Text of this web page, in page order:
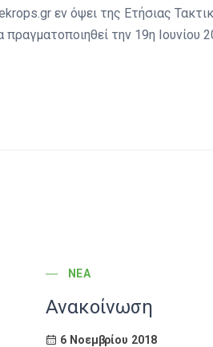
εν όψει της Ετήσιας
την 19η Ιουνίου
POST CATEGORY
ΝΈΑ
Ανακοίνωση
6 Νοεμβρίου 2018